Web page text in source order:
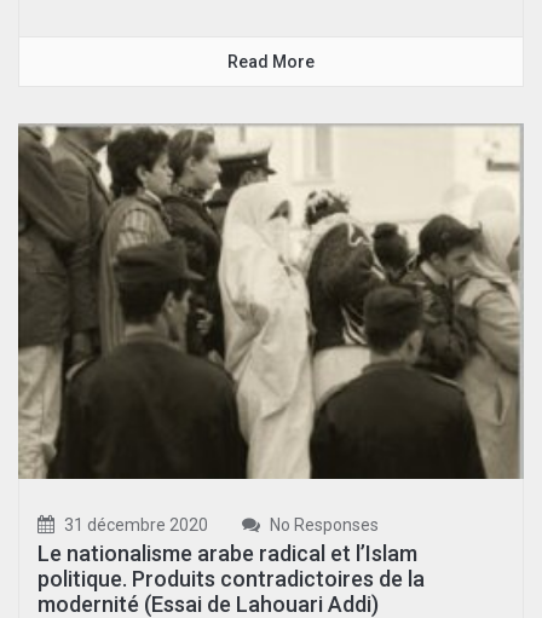
Read More
31 décembre 2020 No Responses
Le nationalisme arabe radical et l’Islam
politique. Produits contradictoires de la
modernité (Essai de Lahouari Addi)